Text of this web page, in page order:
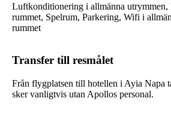
Luftkonditionering i allmänna
rummet, Spelrum, Parkering, Wifi i
rummet
Transfer till resmålet
Från flygplatsen till hotellen i Ayia Napa
sker vanligtvis utan Apollos personal.